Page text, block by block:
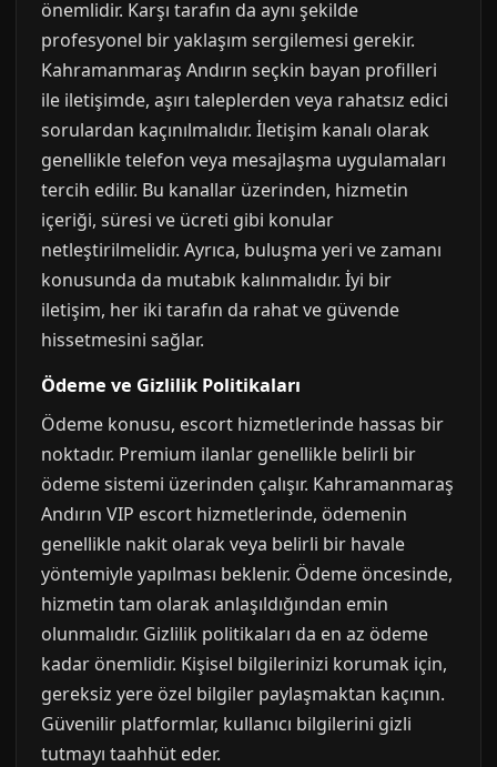
önemlidir. Karşı tarafın da aynı şekilde
profesyonel bir yaklaşım sergilemesi gerekir.
Kahramanmaraş Andırın seçkin bayan profilleri
ile iletişimde, aşırı taleplerden veya rahatsız edici
sorulardan kaçınılmalıdır. İletişim kanalı olarak
genellikle telefon veya mesajlaşma uygulamaları
tercih edilir. Bu kanallar üzerinden, hizmetin
içeriği, süresi ve ücreti gibi konular
netleştirilmelidir. Ayrıca, buluşma yeri ve zamanı
konusunda da mutabık kalınmalıdır. İyi bir
iletişim, her iki tarafın da rahat ve güvende
hissetmesini sağlar.
Ödeme ve Gizlilik Politikaları
Ödeme konusu, escort hizmetlerinde hassas bir
noktadır. Premium ilanlar genellikle belirli bir
ödeme sistemi üzerinden çalışır. Kahramanmaraş
Andırın VIP escort hizmetlerinde, ödemenin
genellikle nakit olarak veya belirli bir havale
yöntemiyle yapılması beklenir. Ödeme öncesinde,
hizmetin tam olarak anlaşıldığından emin
olunmalıdır. Gizlilik politikaları da en az ödeme
kadar önemlidir. Kişisel bilgilerinizi korumak için,
gereksiz yere özel bilgiler paylaşmaktan kaçının.
Güvenilir platformlar, kullanıcı bilgilerini gizli
tutmayı taahhüt eder.